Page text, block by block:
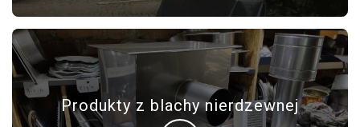
Produkty z blachy nierdzewnej